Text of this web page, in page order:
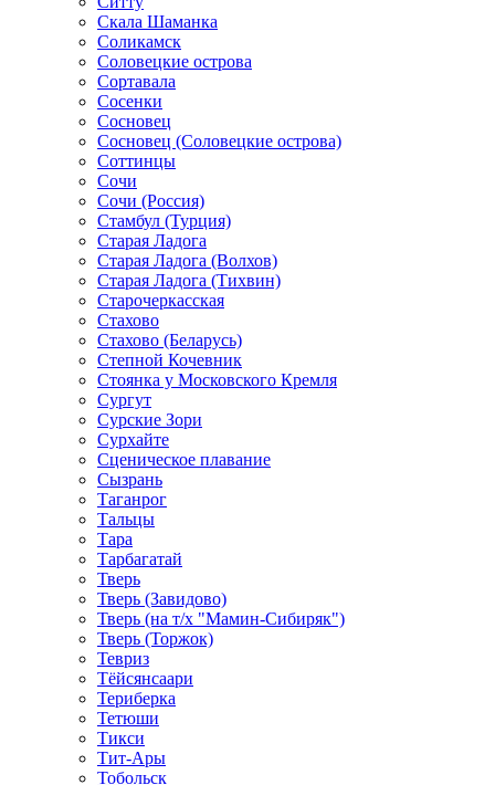
Скала Шаманка
Соликамск
Соловецкие острова
Сортавала
Сосенки
Сосновец
Сосновец (Соловецкие острова)
Соттинцы
Сочи
Сочи (Россия)
Стамбул (Турция)
Старая Ладога
Старая Ладога (Волхов)
Старая Ладога (Тихвин)
Старочеркасская
Стахово
Стахово (Беларусь)
Степной Кочевник
Стоянка у Московского Кремля
Сургут
Сурские Зори
Сурхайте
Сценическое плавание
Сызрань
Таганрог
Тальцы
Тара
Тарбагатай
Тверь
Тверь (Завидово)
Тверь (на т/х "Мамин-Сибиряк")
Тверь (Торжок)
Тевриз
Тёйсянсаари
Териберка
Тетюши
Тикси
Тит-Ары
Тобольск